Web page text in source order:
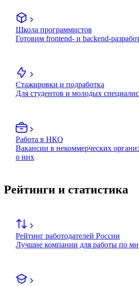
Школа программистов
Готовим frontend- и backend-
Стажировки и подработка
Для студентов и молодых
Работа в НКО
Вакансии в некоммерческих
о них
Рейтинги и статистика
Рейтинг работодателей России
Лучшие компании для работы по